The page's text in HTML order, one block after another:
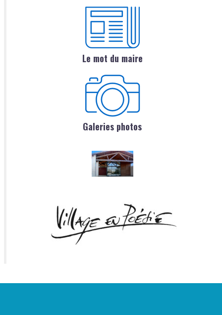
Le mot du maire
Galeries photos